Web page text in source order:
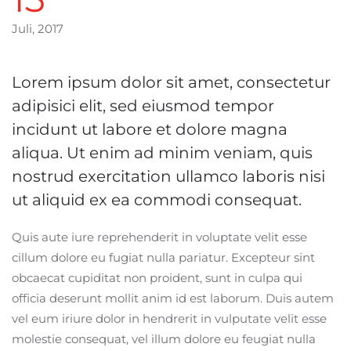
Juli, 2017
Lorem ipsum dolor sit amet, consectetur
adipisici elit, sed eiusmod tempor
incidunt ut labore et dolore magna
aliqua. Ut enim ad minim veniam, quis
nostrud exercitation ullamco laboris nisi
ut aliquid ex ea commodi consequat.
Quis aute iure reprehenderit in voluptate velit esse
cillum dolore eu fugiat nulla pariatur. Excepteur sint
obcaecat cupiditat non proident, sunt in culpa qui
officia deserunt mollit anim id est laborum. Duis autem
vel eum iriure dolor in hendrerit in vulputate velit esse
molestie consequat, vel illum dolore eu feugiat nulla